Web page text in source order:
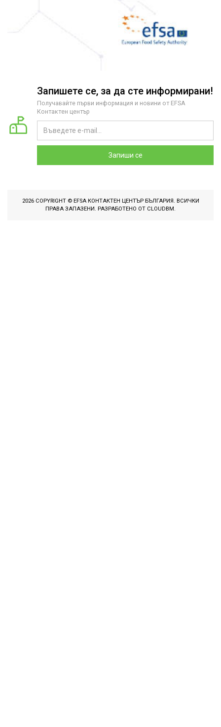
Запишете се, за да сте информирани!
Получавайте първи информация и новини от EFSA
Контактен център
Запиши се
2026 COPYRIGHT © EFSA КОНТАКТЕН ЦЕНТЪР БЪЛГАРИЯ. ВСИЧКИ
ПРАВА ЗАПАЗЕНИ. РАЗРАБОТЕНО ОТ CLOUDBM .